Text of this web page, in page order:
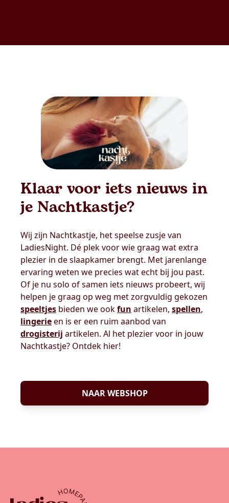
Klaar voor iets nieuws in
je Nachtkastje?
Wij zijn Nachtkastje, het speelse zusje van
LadiesNight. Dé plek voor wie graag wat extra
plezier in de slaapkamer brengt. Met jarenlange
ervaring weten we precies wat echt bij jou past.
Of je nu solo of samen iets nieuws probeert, wij
helpen je graag op weg met zorgvuldig gekozen
speeltjes bieden we ookfun artikelen, spellen,
lingerieen is er een ruim aanbod van
drogisterij artikelen. Al het plezier voor in jouw
Nachtkastje? Ontdek hier!
NAAR WEBSHOP